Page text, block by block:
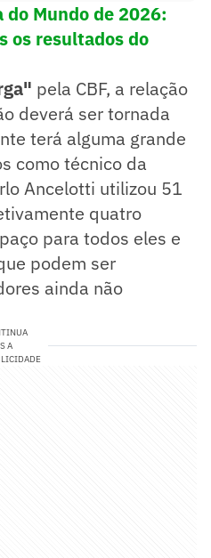
do Mundo de 2026:
os resultados do
pela CBF, a relação
deverá ser tornada
terá alguma grande
como técnico da
Ancelotti utilizou 51
quatro
para todos eles e
podem ser
ainda não
A